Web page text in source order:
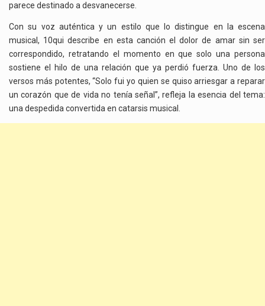
parece destinado a desvanecerse.
Con su voz auténtica y un estilo que lo distingue en la escena
musical, 10qui describe en esta canción el dolor de amar sin ser
correspondido, retratando el momento en que solo una persona
sostiene el hilo de una relación que ya perdió fuerza. Uno de los
versos más potentes, “Solo fui yo quien se quiso arriesgar a reparar
un corazón que de vida no tenía señal”, refleja la esencia del tema:
una despedida convertida en catarsis musical.